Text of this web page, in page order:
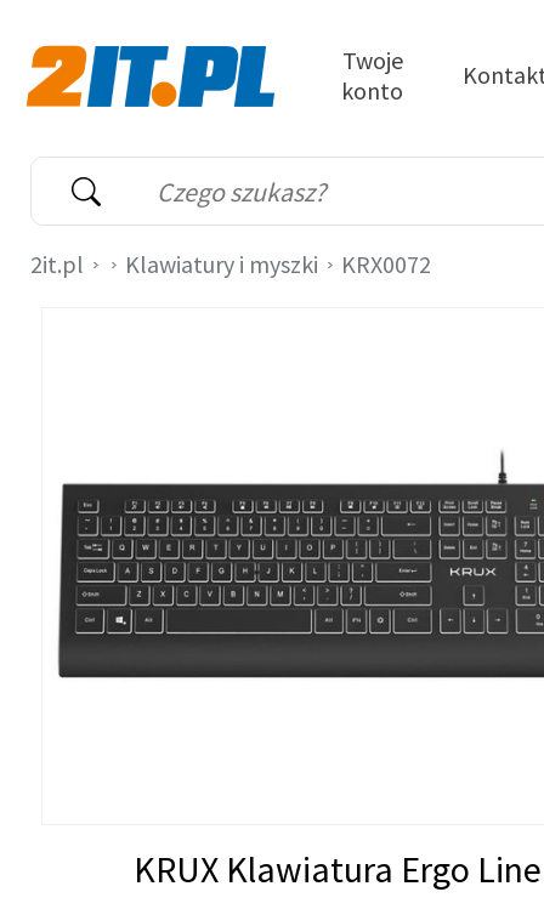
Wyszukiwarka
Słowo kluczowe
Twoje
konto
2it.pl Klawiatury i myszki KRX0072
KRUX Klawiatura Ergo Line